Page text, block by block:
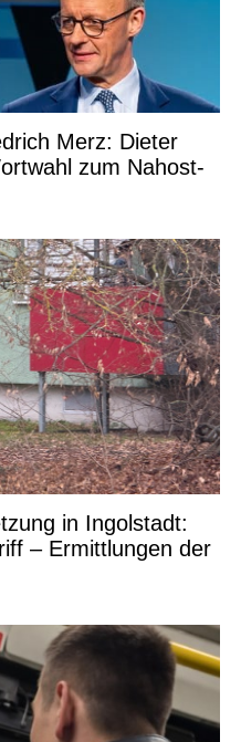
Merz: Dieter
zum Nahost-
in Ingolstadt:
– Ermittlungen der